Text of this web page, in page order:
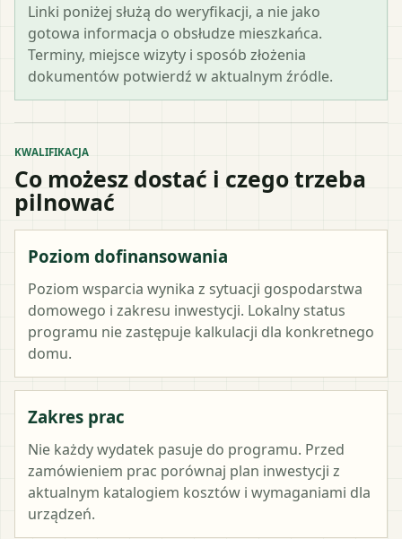
Linki poniżej służą do weryfikacji, a nie jako
gotowa informacja o obsłudze mieszkańca.
Terminy, miejsce wizyty i sposób złożenia
dokumentów potwierdź w aktualnym źródle.
KWALIFIKACJA
Co możesz dostać i czego trzeba
pilnować
Poziom dofinansowania
Poziom wsparcia wynika z sytuacji gospodarstwa
domowego i zakresu inwestycji. Lokalny status
programu nie zastępuje kalkulacji dla konkretnego
domu.
Zakres prac
Nie każdy wydatek pasuje do programu. Przed
zamówieniem prac porównaj plan inwestycji z
aktualnym katalogiem kosztów i wymaganiami dla
urządzeń.